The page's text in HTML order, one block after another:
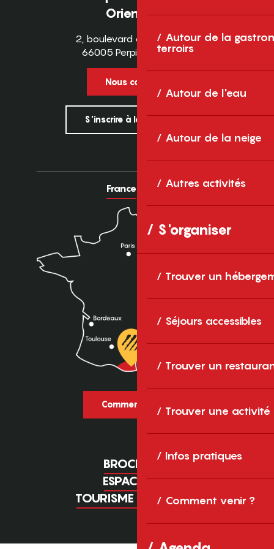
Autour de la
terroirs
Autour de l'eau
Autour de la neige
Autres activités
S'organiser
Trouver un
Séjours accessibles
Trouver un
Trouver une activité
Infos pratiques
Comment venir ?
Orientales
2, boulevard des Pyrénées
66005 Perpignan Cedex
Nous contacter
S'inscrire à la newsletter
France Europe
Comment venir ?
BROCHURES
ESPACE PRO
TOURISME D'AFFAIRES